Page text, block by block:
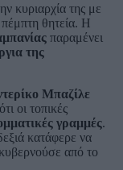
κυριαρχία της με
πέμπτη θητεία. Η
παραμένει
της
Μπαζίλε
οι τοπικές
γραμμές.
κατάφερε να
από το